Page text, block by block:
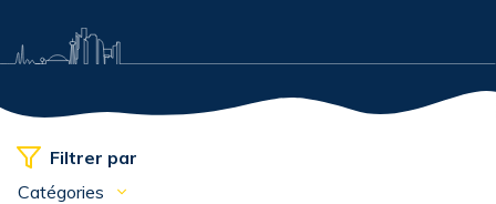
Filtrer par
Catégories